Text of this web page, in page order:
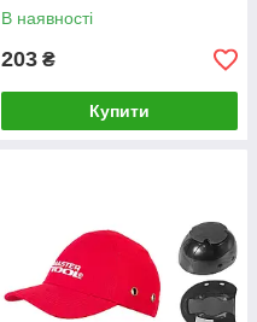
В наявності
203 ₴
Купити